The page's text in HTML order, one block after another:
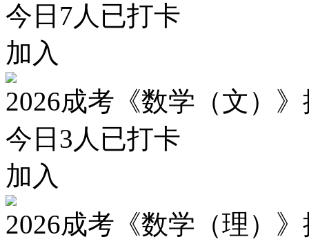
今日 7人已打卡
加入
2026成考《数学（文）
今日 3 人已打卡
加入
2026成考《数学（理）